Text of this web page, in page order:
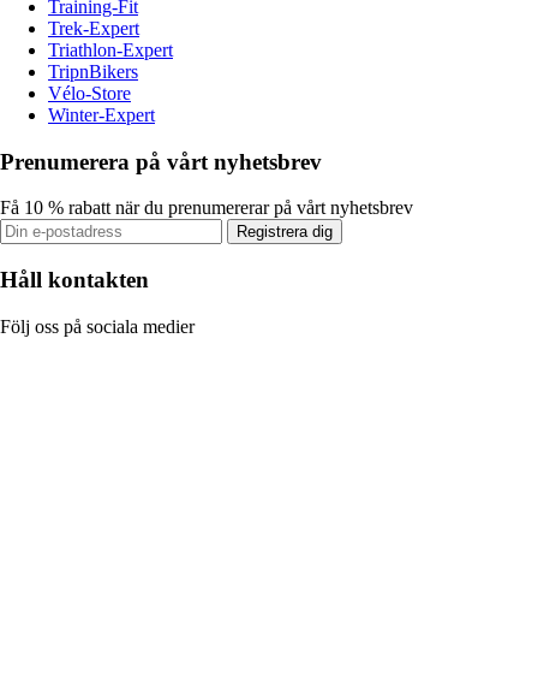
Training-Fit
Trek-Expert
Triathlon-Expert
TripnBikers
Vélo-Store
Winter-Expert
Prenumerera på vårt nyhetsbrev
Få 10 % rabatt när du prenumererar på vårt nyhetsbrev
Registrera dig
Håll kontakten
Följ oss på sociala medier